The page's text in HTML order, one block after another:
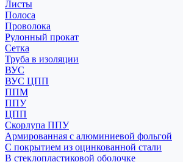
Листы
Полоса
Проволока
Рулонный прокат
Сетка
Труба в изоляции
ВУС
ВУС ЦПП
ППМ
ППУ
ЦПП
Скорлупа ППУ
Армированная с алюминиевой фольгой
С покрытием из оцинкованной стали
В стеклопластиковой оболочке